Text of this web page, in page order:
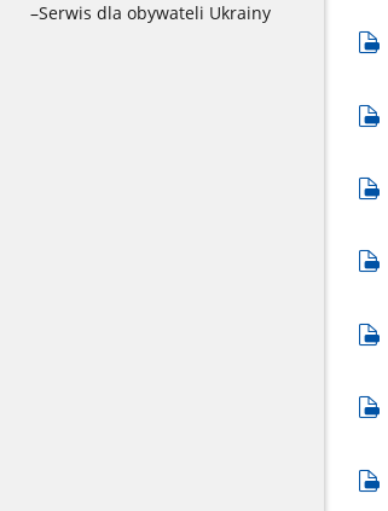
–Serwis dla obywateli Ukrainy